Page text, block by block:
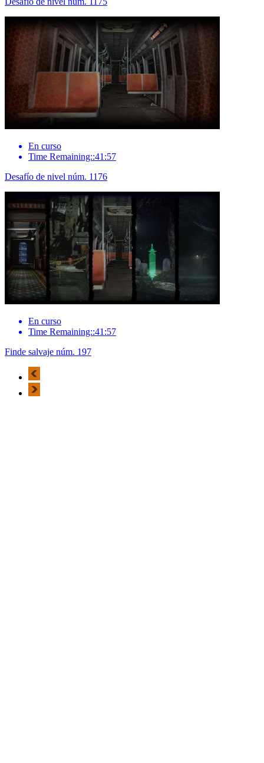
En curso
Time Remaining::41:57
Desafío de nivel núm. 1176
En curso
Time Remaining::41:57
Finde salvaje núm. 197